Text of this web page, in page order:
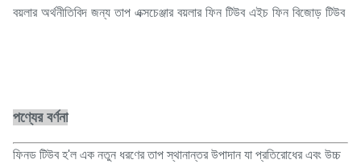
বয়লার অর্থনীতিবিদ জন্য তাপ এক্সচেঞ্জার বয়লার ফিন টিউব এইচ ফিন বিজোড় টিউব
পণ্যের বর্ণনা
ফিনড টিউব হ'ল এক নতুন ধরণের তাপ স্থানান্তর উপাদান যা প্রতিরোধের এবং উচ্চ